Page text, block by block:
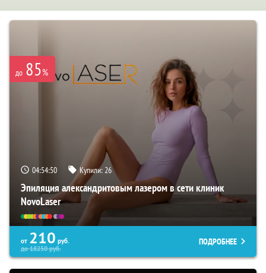
до 85%
04:54:49 Купили:26
Эпиляция александритовым лазером в сети клиник
NovoLaser
от 210 руб.
до18250руб.
ПОДРОБНЕЕ